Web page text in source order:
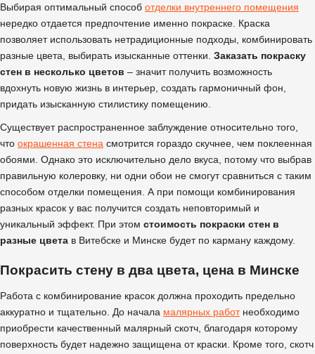
Выбирая оптимальный способ отделки внутреннего помещения
нередко отдается предпочтение именно покраске. Краска
позволяет использовать нетрадиционные подходы, комбинировать
разные цвета, выбирать изысканные оттенки. Заказать покраску
стен в несколько цветов – значит получить возможность
вдохнуть новую жизнь в интерьер, создать гармоничный фон,
придать изысканную стилистику помещению.
Существует распространенное заблуждение относительно того,
что окрашенная стена смотрится гораздо скучнее, чем поклеенная
обоями. Однако это исключительно дело вкуса, потому что выбрав
правильную колеровку, ни одни обои не смогут сравниться с таким
способом отделки помещения. А при помощи комбинирования
разных красок у вас получится создать неповторимый и
уникальный эффект. При этом стоимость покраски стен в
разные цвета в Витебске и Минске будет по карману каждому.
Покрасить стену в два цвета, цена в Минске
Работа с комбинирование красок должна проходить предельно
аккуратно и тщательно. До начала малярных работнеобходимо
приобрести качественный малярный скотч, благодаря которому
поверхность будет надежно защищена от краски. Кроме того, скотч